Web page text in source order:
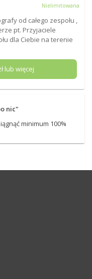
Nielimitowana
od całego zespołu ,
pt. Przyjaciele
dla Ciebie na terenie
lub więcej
nic"
minimum 100%